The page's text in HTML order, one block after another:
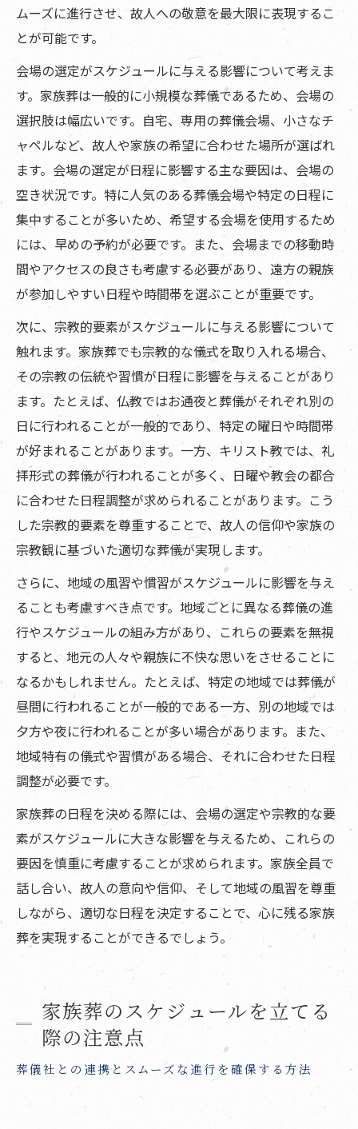
ムーズに進行させ、故人への敬意を最大限に表現するこ
とが可能です。
会場の選定がスケジュールに与える影響について考えま
す。家族葬は一般的に小規模な葬儀であるため、会場の
選択肢は幅広いです。自宅、専用の葬儀会場、小さなチ
ャペルなど、故人や家族の希望に合わせた場所が選ばれ
ます。会場の選定が日程に影響する主な要因は、会場の
空き状況です。特に人気のある葬儀会場や特定の日程に
集中することが多いため、希望する会場を使用するため
には、早めの予約が必要です。また、会場までの移動時
間やアクセスの良さも考慮する必要があり、遠方の親族
が参加しやすい日程や時間帯を選ぶことが重要です。
次に、宗教的要素がスケジュールに与える影響について
触れます。家族葬でも宗教的な儀式を取り入れる場合、
その宗教の伝統や習慣が日程に影響を与えることがあり
ます。たとえば、仏教ではお通夜と葬儀がそれぞれ別の
日に行われることが一般的であり、特定の曜日や時間帯
が好まれることがあります。一方、キリスト教では、礼
拝形式の葬儀が行われることが多く、日曜や教会の都合
に合わせた日程調整が求められることがあります。こう
した宗教的要素を尊重することで、故人の信仰や家族の
宗教観に基づいた適切な葬儀が実現します。
さらに、地域の風習や慣習がスケジュールに影響を与え
ることも考慮すべき点です。地域ごとに異なる葬儀の進
行やスケジュールの組み方があり、これらの要素を無視
すると、地元の人々や親族に不快な思いをさせることに
なるかもしれません。たとえば、特定の地域では葬儀が
昼間に行われることが一般的である一方、別の地域では
夕方や夜に行われることが多い場合があります。また、
地域特有の儀式や習慣がある場合、それに合わせた日程
調整が必要です。
家族葬の日程を決める際には、会場の選定や宗教的な要
素がスケジュールに大きな影響を与えるため、これらの
要因を慎重に考慮することが求められます。家族全員で
話し合い、故人の意向や信仰、そして地域の風習を尊重
しながら、適切な日程を決定することで、心に残る家族
葬を実現することができるでしょう。
家族葬のスケジュールを立てる
際の注意点
葬儀社との連携とスムーズな進行を確保する方法